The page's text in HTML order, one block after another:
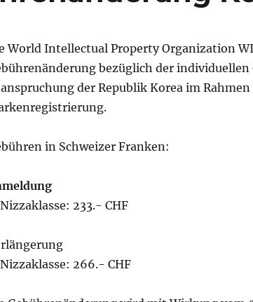
World Intellectual Property Organization
bezüglich der individuellen
der Republik Korea im
in Schweizer Franken:
Nizzaklasse: 233.- CHF
Nizzaklasse: 266.- CHF